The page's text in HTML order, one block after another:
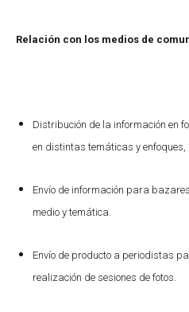
Relación con los medios de
Distribución de la información en
en distintas temáticas y enfoques,
Envío de información para
medio y temática.
Envío de producto a periodistas
realización de sesiones de fotos.